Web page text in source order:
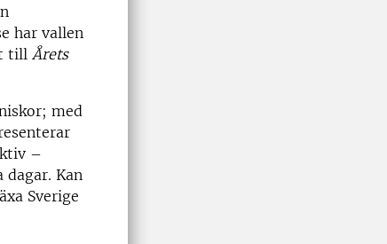
har vallen
till Årets
med
–
Kan
Sverige